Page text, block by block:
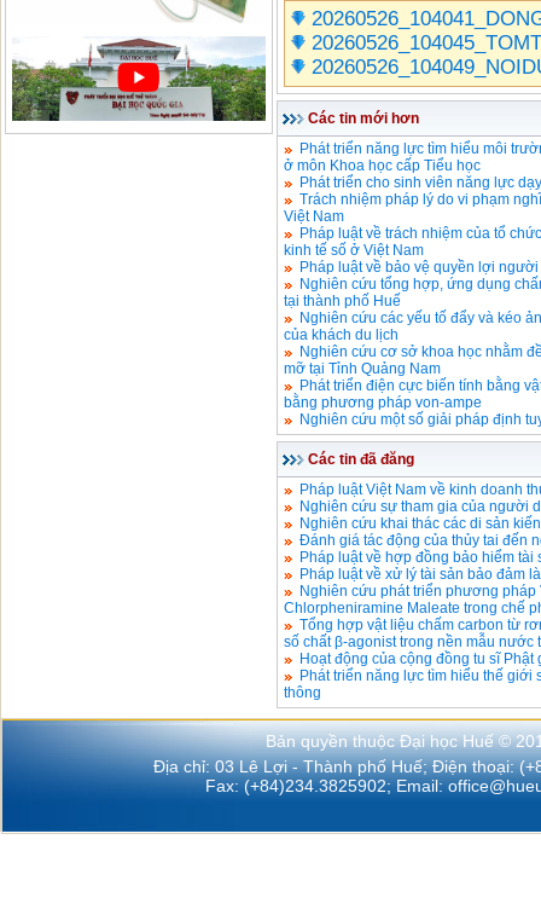
Các tin mới hơn
Phát triển năng lực tìm hiểu môi
ở môn Khoa học cấp Tiểu học
Phát triển cho sinh viên năng lực
Trách nhiệm pháp lý do vi phạm
Việt Nam
Pháp luật về trách nhiệm của tổ
kinh tế số ở Việt Nam
Pháp luật về bảo vệ quyền lợi
Nghiên cứu tổng hợp, ứng dụng
tại thành phố Huế
Nghiên cứu các yếu tố đẩy và kéo
của khách du lịch
Nghiên cứu cơ sở khoa học nhằm
mỡ tại Tỉnh Quảng Nam
Phát triển điện cực biến tính bằng
bằng phương pháp von-ampe
Nghiên cứu một số giải pháp định
Các tin đã đăng
Pháp luật Việt Nam về kinh doanh
Nghiên cứu sự tham gia của người
Nghiên cứu khai thác các di sản
Đánh giá tác động của thủy tai đến
Pháp luật về hợp đồng bảo hiểm tài
Pháp luật về xử lý tài sản bảo đảm
Nghiên cứu phát triển phương pháp
Chlorpheniramine Maleate trong chế
Tổng hợp vật liệu chấm carbon từ
số chất β-agonist trong nền mẫu nước
Hoạt động của cộng đồng tu sĩ
Phát triển năng lực tìm hiểu thế giới
thông
Bản quyền thuộc Đại học Huế ©
Địa chỉ: 03 Lê Lợi - Thành phố Huế; Điện thoại:
Fax: (+84)234.3825902; Email: